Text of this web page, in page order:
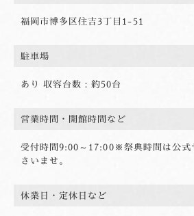
福岡市博多区住吉3丁目1-51
駐車場
あり 収容台数：約50台
営業時間・開館時間など
受付時間9:00～17:00※祭典時間は公式
さいませ。
休業日・定休日など